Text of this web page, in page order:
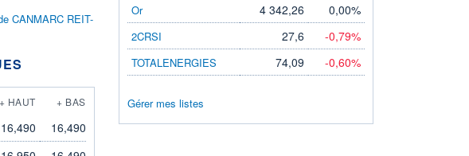
CANMARC REIT-
+ HAUT + BAS
16,490
16,490
Or 4 342,26 0,00%
2CRSI 27,6 -0,79%
TOTALENERGIES 74,09 -0,60%
Gérer mes listes